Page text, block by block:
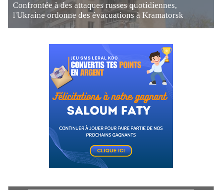
Confrontée à des attaques russes quotidiennes,
l'Ukraine ordonne des évacuations à Kramatorsk